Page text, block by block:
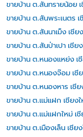
ขายบ้าน ต.สันทรายน้อย เ
ขายบ้าน ต.สันพระเนตร เ
ขายบ้าน ต.สันนาเม็ง เชีย
ขายบ้าน ต.สันป่าเปา เชีย
ขายบ้าน ต.หนองแหย่ง เ
ขายบ้าน ต.หนองจ๊อม เชี
ขายบ้าน ต.หนองหาร เชีย
ขายบ้าน ต.แม่แฝก เชียง
ขายบ้าน ต.แม่แฝกใหม่ เชี
ขายบ้าน ต.เมืองเล็น เชีย